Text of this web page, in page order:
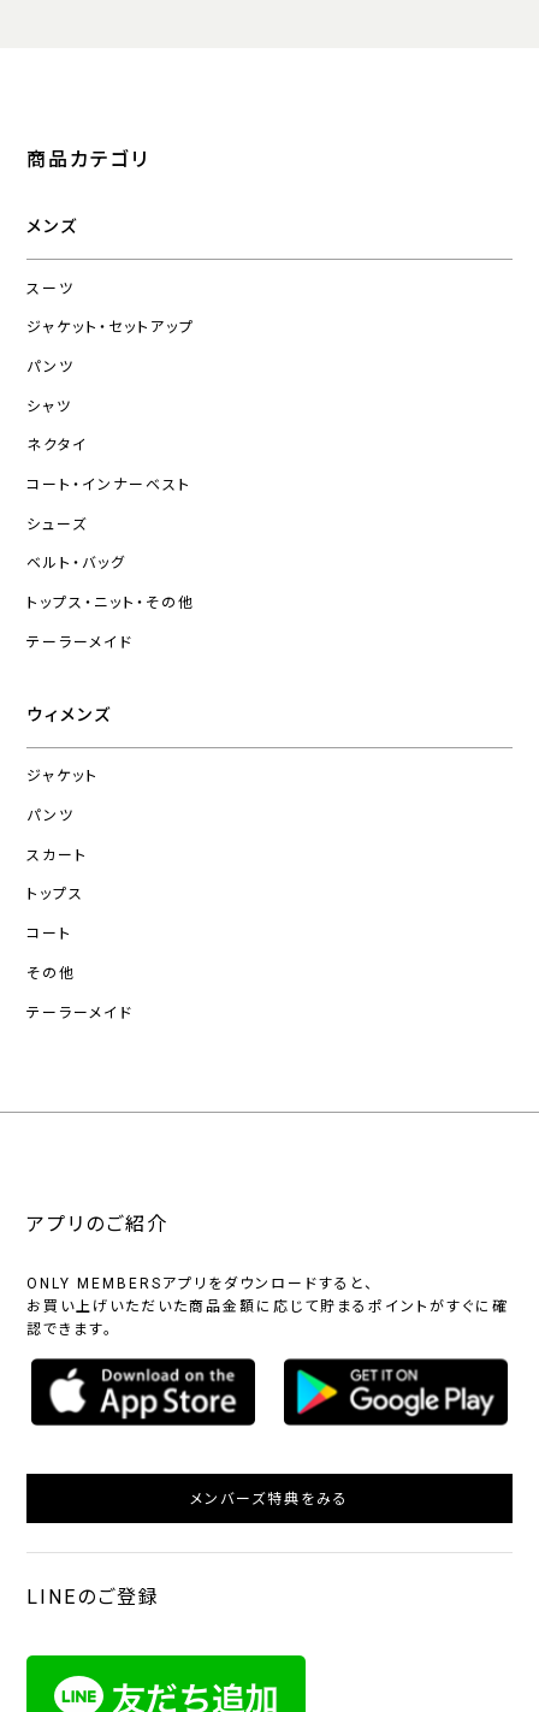
商品カテゴリ
メンズ
スーツ
ジャケット・セットアップ
パンツ
シャツ
ネクタイ
コート・インナーベスト
シューズ
ベルト・バッグ
トップス・ニット・その他
テーラーメイド
ウィメンズ
ジャケット
パンツ
スカート
トップス
コート
その他
テーラーメイド
アプリのご紹介
ONLY MEMBERSアプリをダウンロードすると、
お買い上げいただいた商品金額に応じて貯まるポイントがすぐに確
認できます。
メンバーズ特典をみる
LINEのご登録